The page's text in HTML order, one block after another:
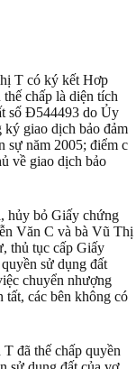
T có ký kết Hơp
chấp là diện tích
số Đ544493 do Ủy
giao dịch bảo đảm
sự năm 2005; điểm c
về giao dịch bảo
hủy bỏ Giấy chứng
Văn C và bà Vũ Thị
thủ tục cấp Giấy
sử dụng đất
chuyển nhượng
các bên không có
đã thế chấp quyền